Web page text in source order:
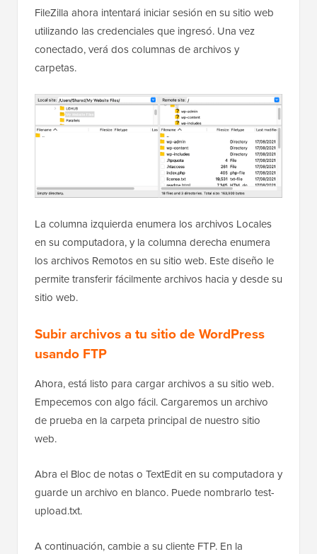
FileZilla ahora intentará iniciar sesión en su sitio web
utilizando las credenciales que ingresó. Una vez
conectado, verá dos columnas de archivos y
carpetas.
La columna izquierda enumera los archivos Locales
en su computadora, y la columna derecha enumera
los archivos Remotos en su sitio web. Este diseño le
permite transferir fácilmente archivos hacia y desde su
sitio web.
Subir archivos a tu sitio de WordPress
usando FTP
Ahora, está listo para cargar archivos a su sitio web.
Empecemos con algo fácil. Cargaremos un archivo
de prueba en la carpeta principal de nuestro sitio
web.
Abra el Bloc de notas o TextEdit en su computadora y
guarde un archivo en blanco. Puede nombrarlo test-
upload.txt.
A continuación, cambie a su cliente FTP. En la